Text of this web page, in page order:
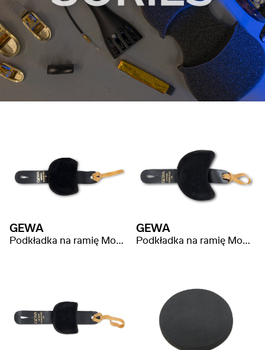
GEWA
Podkładka na ramię Model II - średni
GEWA
Podkładka na ramię Model IIA - duża